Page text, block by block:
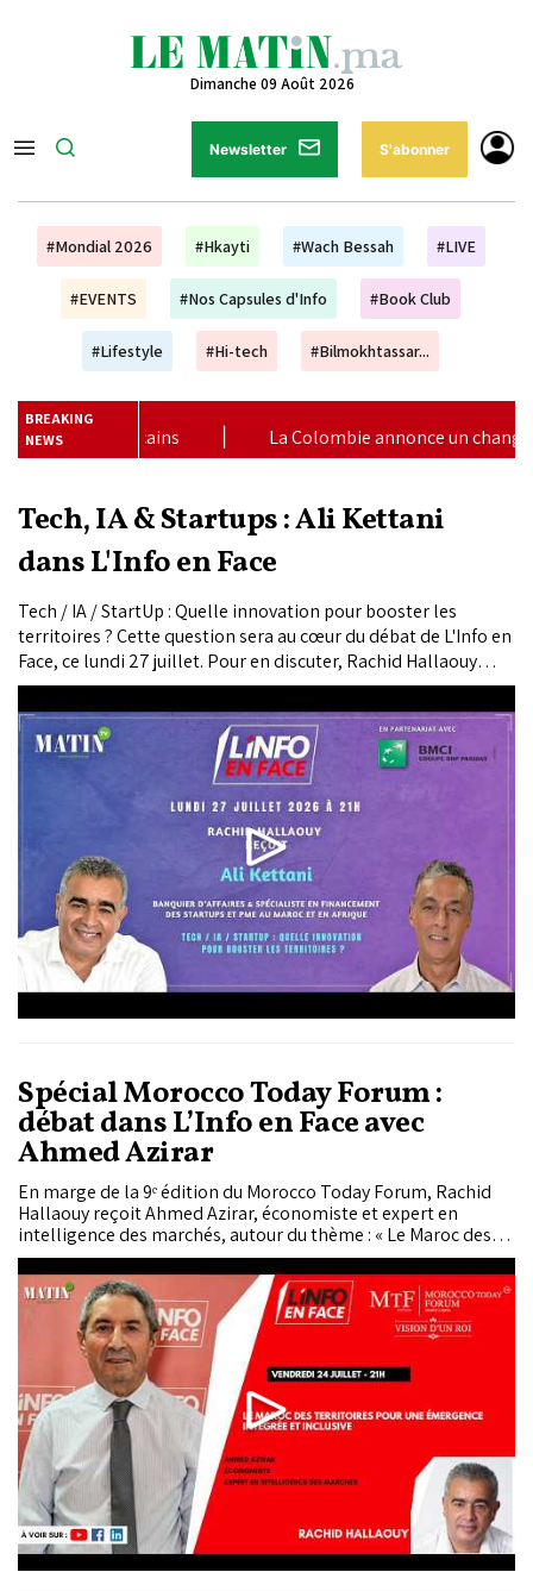
Dimanche 09 Août 2026
Newsletter S'abonner
#Mondial 2026 #Hkayti #Wach Bessah #LIVE
#EVENTS #Nos Capsules d'Info #Book Club
#Lifestyle #Hi-tech #Bilmokhtassar...
BREAKING
NEWS annonce un changement de sa position et reconnaît la
Tech, IA & Startups : Ali Kettani
dans L'Info en Face
Tech / IA / StartUp : Quelle innovation pour booster les
territoires ? Cette question sera au cœur du débat de L'Info en
Face, ce lundi 27 juillet. Pour en discuter, Rachid Hallaouy
reçoit Ali Kettani, Banquier d’Affaires & Spécialiste en
Financement des StartUps et PME au Maroc et en Afrique.
Spécial Morocco Today Forum :
débat dans L’Info en Face avec
Ahmed Azirar
En marge de la 9ᵉ édition du Morocco Today Forum, Rachid
Hallaouy reçoit Ahmed Azirar, économiste et expert en
intelligence des marchés, autour du thème : « Le Maroc des
territoires : pour une émergence intégrée et inclusive ». Suivez
cette émission ce vendredi 24 juillet sur toutes nos
plateformes.